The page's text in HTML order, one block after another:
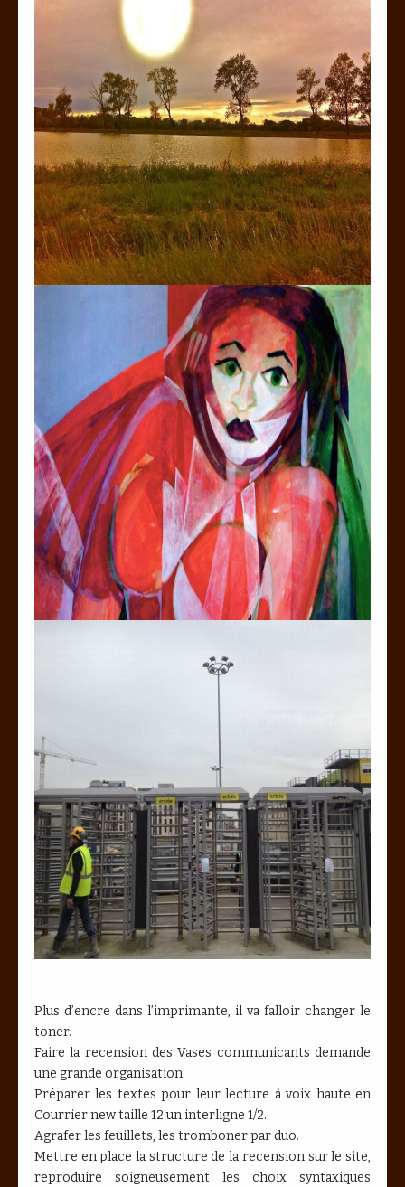
Plus d’encre dans l’imprimante, il va falloir changer le
toner.
Faire la recension des Vases communicants demande
une grande organisation.
Préparer les textes pour leur lecture à voix haute en
Courrier new taille 12 un interligne 1/2.
Agrafer les feuillets, les tromboner par duo.
Mettre en place la structure de la recension sur le site,
reproduire soigneusement les choix syntaxiques